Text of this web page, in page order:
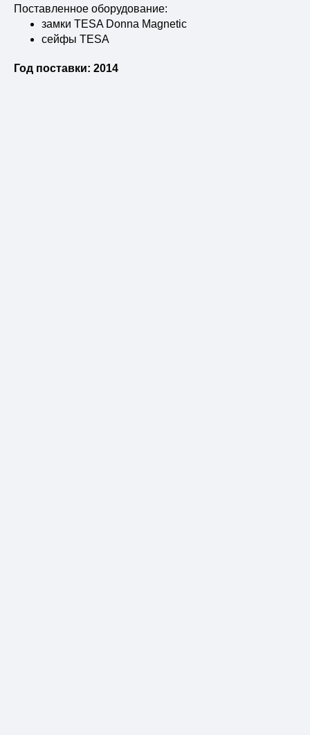
Поставленное оборудование:
замки TESA Donna Magnetic
сейфы TESA
Год поставки: 2014